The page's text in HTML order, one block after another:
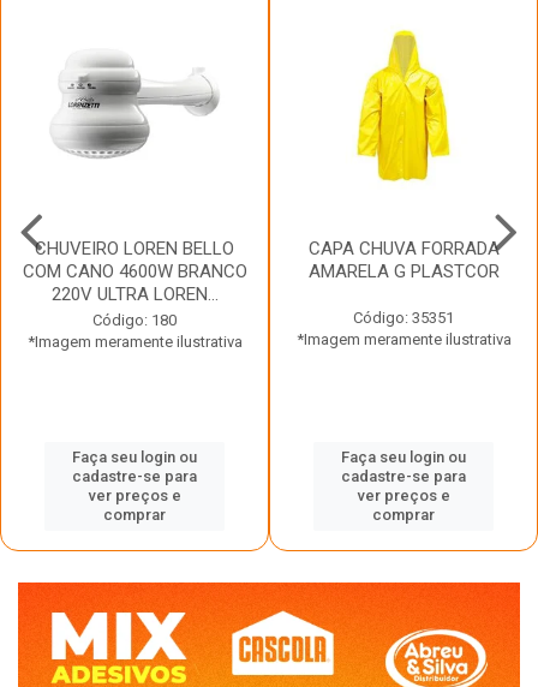
CHUVEIRO LOREN BELLO
COM CANO 4600W BRANCO
220V ULTRA LOREN...
Código: 180
*Imagem meramente ilustrativa
Faça seu login ou
cadastre-se para
ver preços e
comprar
CAPA CHUVA FORRADA
AMARELA G PLASTCOR
Código: 35351
*Imagem meramente ilustrativa
Faça seu login ou
cadastre-se para
ver preços e
comprar